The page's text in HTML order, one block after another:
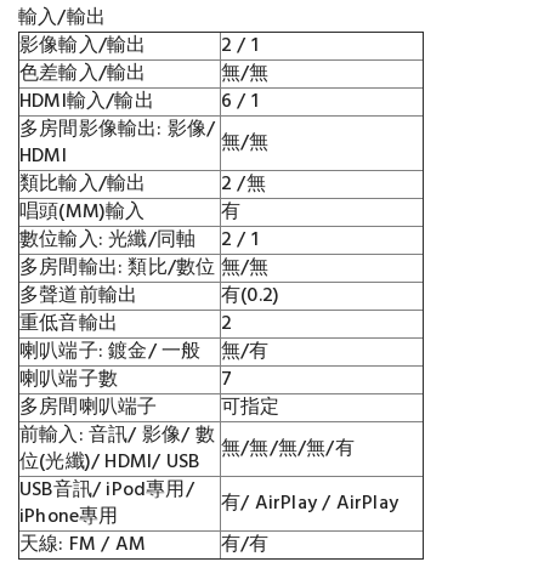
輸入/輸出
影像輸入/輸出
2 / 1
色差輸入/輸出
無/無
HDMI輸入/輸出
6 / 1
多房間影像輸出: 影像/
HDMI
無/無
類比輸入/輸出
2 /無
唱頭(MM)輸入
有
數位輸入: 光纖/同軸
2 / 1
多房間輸出: 類比/數位無/無
多聲道前輸出
有(0.2)
重低音輸出
2
喇叭端子: 鍍金/ 一般
無/有
喇叭端子數
7
多房間喇叭端子
可指定
前輸入: 音訊/ 影像/ 數
位(光纖)/ HDMI/ USB
無/無/無/無/有
USB音訊/ iPod專用/
iPhone專用
有/ AirPlay / AirPlay
天線: FM / AM
有/有